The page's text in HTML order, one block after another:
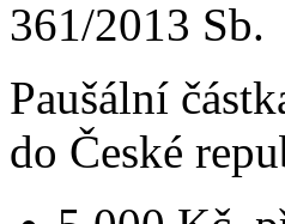
361/2013 Sb.
Paušální
do České